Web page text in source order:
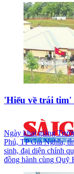
'Hiểu về trái tim'
Ngày khai giảng
Phú, TP Gia Nghĩa,
sinh, đại diện chính
đồng hành cùng Quỹ